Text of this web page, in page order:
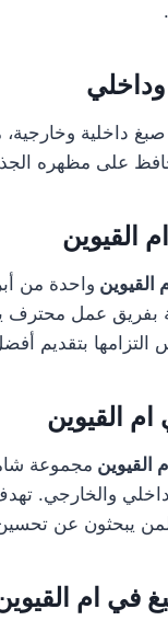
داخلية وخارجية،
على مظهره
القيوين
واحدة من
بفريق عمل محترف
بتقديم
القيوين
مجموعة
والخارجي.
لمن يبحثون عن
في ام